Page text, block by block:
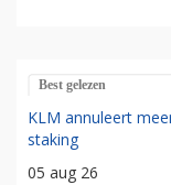
Best gelezen
KLM annuleert
staking
05 aug 26